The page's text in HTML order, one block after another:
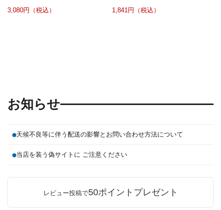
3,080円（税込）
1,841円（税込）
お知らせ
天候不良等に伴う配送の影響とお問い合わせ方法について
当店を装う偽サイトに ご注意ください
レビュー投稿で50ポイントプレゼント